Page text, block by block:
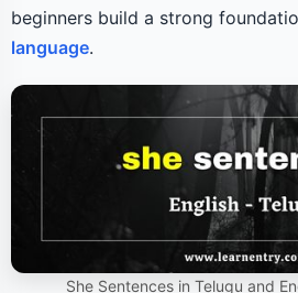
beginners build a strong
language.
She Sentences in Telugu and